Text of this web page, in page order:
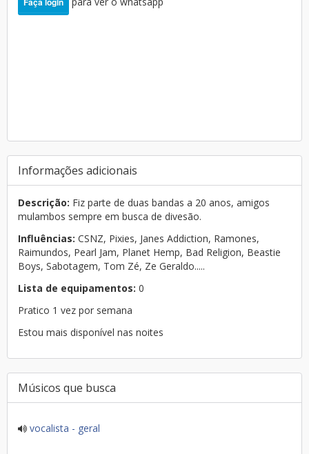
Informações adicionais
Descrição: Fiz parte de duas bandas a 20 anos, amigos
mulambos sempre em busca de divesão.
Influências: CSNZ, Pixies, Janes Addiction, Ramones,
Raimundos, Pearl Jam, Planet Hemp, Bad Religion, Beastie
Boys, Sabotagem, Tom Zé, Ze Geraldo.....
Lista de equipamentos: 0
Pratico 1 vez por semana
Estou mais disponível nas noites
Músicos que busca
vocalista - geral